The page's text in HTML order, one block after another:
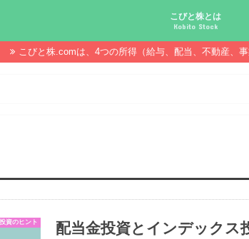
こびと株とは
Kobito Stock
こびと株投資を始め
こびと株の10条件
こびと株のメリット,
こびと株の投資10原
こびと株投資のモデ
こびと株.comは、4つの所得（給与、配当、不動産、
資のヒント
配当金投資とインデックス